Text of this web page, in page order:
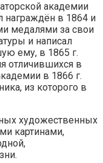
академии
награждён в 1864 и
медалями за свои
и написал
ему, в 1865 г.
отличившихся в
в 1866 г.
из которого в
художественных
картинами,